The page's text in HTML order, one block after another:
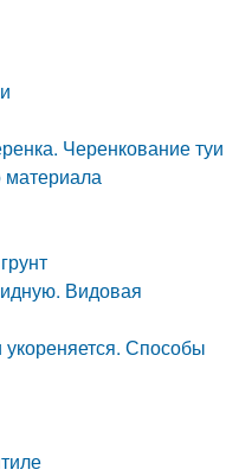
Черенкование туи
материала
Видовая
укореняется. Способы